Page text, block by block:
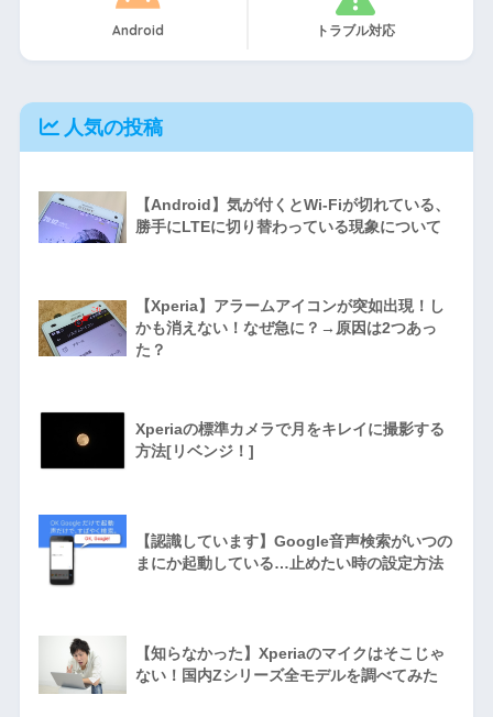
Android トラブル対応
人気の投稿
【Android】気が付くとWi-Fiが切れている、
勝手にLTEに切り替わっている現象について
【Xperia】アラームアイコンが突如出現！し
かも消えない！なぜ急に？→原因は2つあっ
た？
Xperiaの標準カメラで月をキレイに撮影する
方法[リベンジ！]
【認識しています】Google音声検索がいつの
まにか起動している…止めたい時の設定方法
【知らなかった】Xperiaのマイクはそこじゃ
ない！国内Zシリーズ全モデルを調べてみた